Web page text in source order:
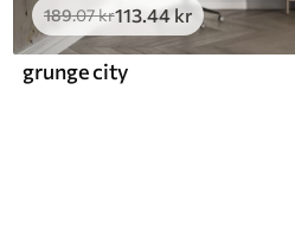
189.07kr113.44 kr
grunge city